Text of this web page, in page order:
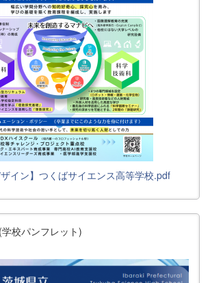
ザイン】つくばサイエンス高等学校.pdf
校パンフレット)